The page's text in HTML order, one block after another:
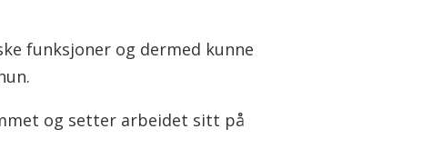
funksjoner og dermed kunne
og setter arbeidet sitt på